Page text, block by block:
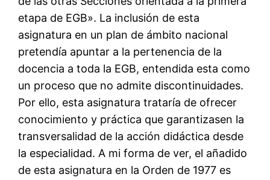
etapa de EGB». La inclusión de esta
asignatura en un plan de ámbito nacional
pretendía apuntar a la pertenencia de la
docencia a toda la EGB, entendida esta como
un proceso que no admite discontinuidades.
Por ello, esta asignatura trataría de ofrecer
conocimiento y práctica que garantizasen la
transversalidad de la acción didáctica desde
la especialidad. A mi forma de ver, el añadido
de esta asignatura en la Orden de 1977 es